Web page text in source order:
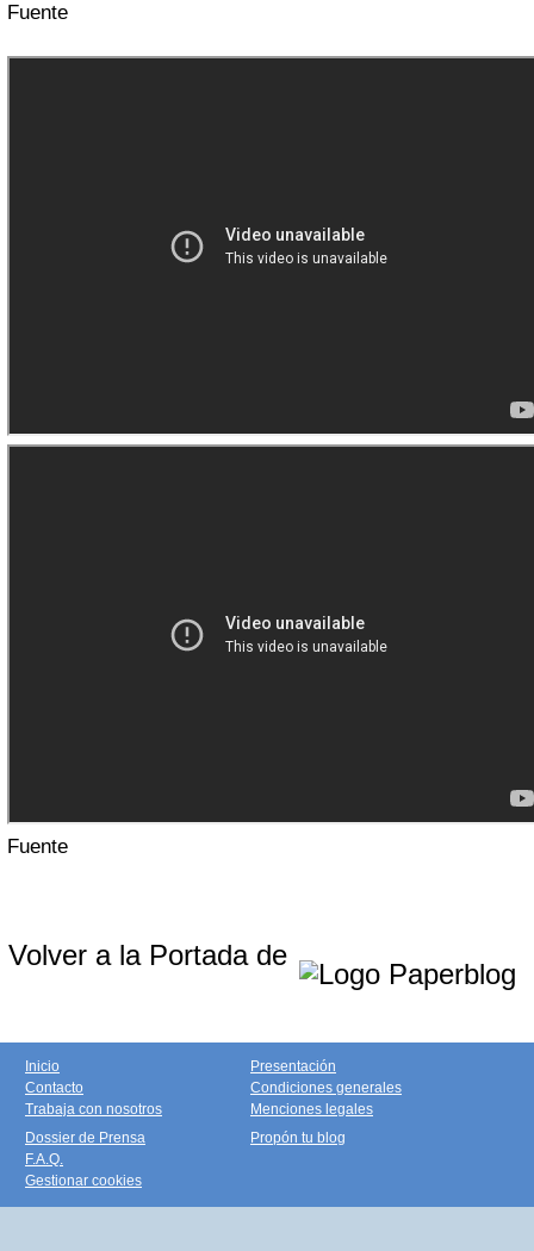
Fuente
Fuente
Volver a la Portada de
Inicio
Contacto
Trabaja con nosotros
Presentación
Condiciones generales
Menciones legales
Dossier de Prensa
F.A.Q.
Gestionar cookies
Propón tu blog